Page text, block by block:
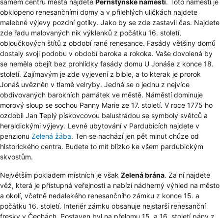
samém centru města najdete Pernštýnské náměstí. Toto náměstí je
obklopeno renesančními domy a v přilehlých uličkách najdete
malebné výjevy pozdní gotiky. Jako by se zde zastavil čas. Najdete
zde řadu malovaných nik výklenků z počátku 16. století,
obloučkových štítů z období rané renesance. Fasády většiny domů
dostaly svoji podobu v období baroka a rokoka. Vaše dovolená by
se neměla obejít bez prohlídky fasády domu U Jonáše z konce 18.
století. Zajímavým je zde vyjevení z bible, a to kterak je prorok
Jonáš uvězněn v tlamě velryby. Jedná se o jednu z nejvíce
obdivovaných barokních památek ve městě. Náměstí dominuje
morový sloup se sochou Panny Marie ze 17. století. V roce 1775 ho
ozdobil Jan Teplý pískovcovou balustrádou se symboly světců a
heraldickými výjevy. Levné ubytování v Pardubicích najdete v
penzionu Zelená žába. Ten se nachází jen pět minut chůze od
historického centra. Budete to mít blízko ke všem pardubickým
skvostům.
Největším pokladem místních je však Zelená brána. Za ní najdete
věž, která je přístupná veřejnosti a nabízí nádherný výhled na město
a okolí, včetně nedalekého renesančního zámku z konce 15. a
počátku 16. století. Interiér zámku obsahuje nejstarší renesanční
fresky v Čechách. Postaven byl na přelomu 15. a 16. století pány z